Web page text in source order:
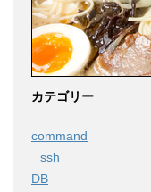
カテゴリー
command
ssh
DB